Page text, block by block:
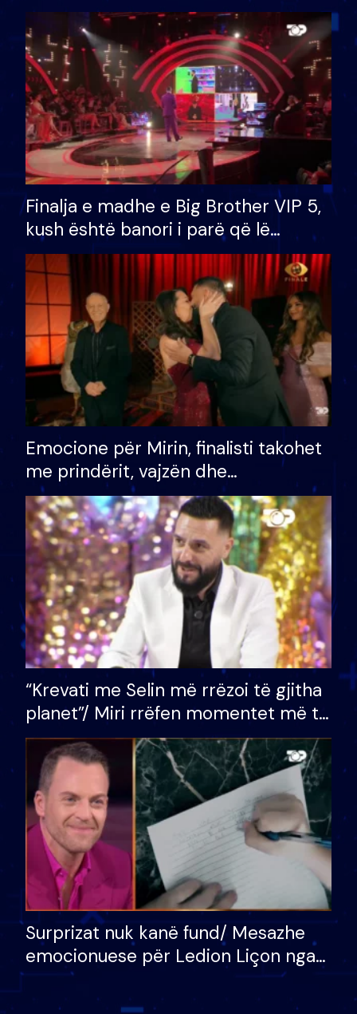
Finalja e madhe e Big Brother VIP 5,
kush është banori i parë që lë
shtëpinë dhe humb mundësinë për
të fituar çmimin e madh
Emocione për Mirin, finalisti takohet
me prindërit, vajzën dhe
bashkëshorten: S’kemi ndonjë letër
divorci apo jo?
“Krevati me Selin më rrëzoi të gjitha
planet”/ Miri rrëfen momentet më të
bukura në shtëpinë e BB VIP: Do më
mungojë zilja e mëngjesit kur…
Surprizat nuk kanë fund/ Mesazhe
emocionuese për Ledion Liçon nga
nëna dhe fëmijët e tij, moderatori
nuk i mban dot lotët: Nuk meritoj…